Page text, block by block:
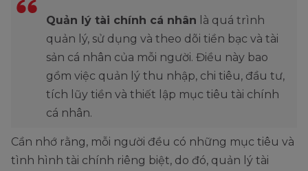
Quản lý tài chính cá nhân là quá trình
quản lý, sử dụng và theo dõi tiền bạc và tài
sản cá nhân của mỗi người. Điều này bao
gồm việc quản lý thu nhập, chi tiêu, đầu tư,
tích lũy tiền và thiết lập mục tiêu tài chính
cá nhân.
Cần nhớ rằng, mỗi người đều có những mục tiêu và
tình hình tài chính riêng biệt, do đó, quản lý tài